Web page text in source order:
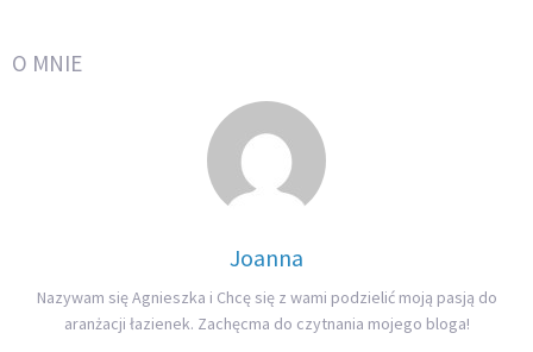
O MNIE
Joanna
Nazywam się Agnieszka i Chcę się z wami podzielić moją pasją do
aranżacji łazienek. Zachęcma do czytnania mojego bloga!